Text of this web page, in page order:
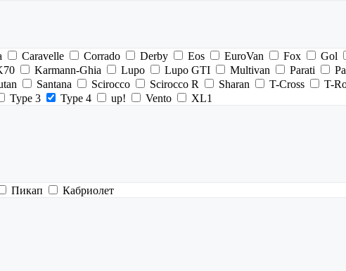
Caravelle Corrado Derby Eos EuroVan Fox Gol
Karmann-Ghia Lupo Lupo GTI Multivan Parati
Santana Scirocco Scirocco R Sharan T-Cross T-
Type 3 Type 4 up! Vento XL1
Пикап Кабриолет